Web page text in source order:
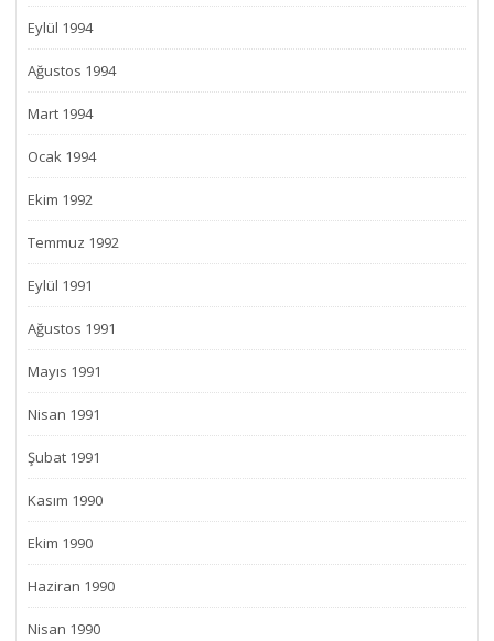
Eylül 1994
Ağustos 1994
Mart 1994
Ocak 1994
Ekim 1992
Temmuz 1992
Eylül 1991
Ağustos 1991
Mayıs 1991
Nisan 1991
Şubat 1991
Kasım 1990
Ekim 1990
Haziran 1990
Nisan 1990